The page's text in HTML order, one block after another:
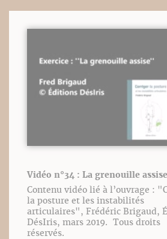
Vidéo n°34 : La grenouille assise
Contenu vidéo lié à l’ouvrage :
la posture et les instabilités
articulaires", Frédéric Brigaud,
DésIris, mars 2019. Tous droits
réservés.